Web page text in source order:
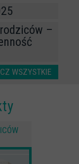
–
WSZYSTKIE